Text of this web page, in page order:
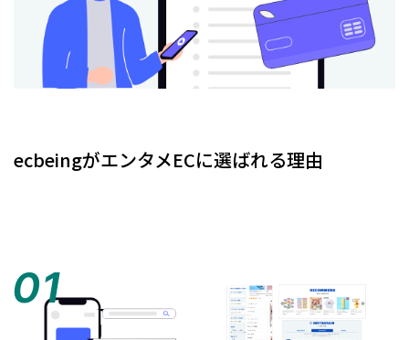
ecbeingがエンタメECに選ばれる理由